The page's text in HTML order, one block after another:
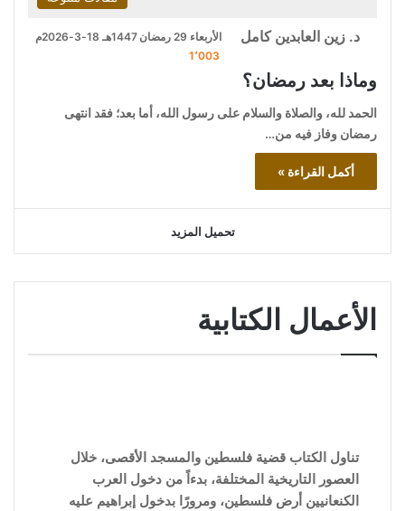
د. زين العابدين كامل
الأربعاء 29 رمضان 1447هـ 18-3-2026م
1٬003
وماذا بعد رمضان؟
الحمد لله، والصلاة والسلام على رسول الله، أما بعد؛ فقد انتهى
رمضان وفاز فيه من…
أكمل القراءة »
تحميل المزيد
الأعمال الكتابية
تناول الكتاب قضية فلسطين والمسجد الأقصى، خلال
العصور التاريخية المختلفة، بدءاً من دخول العرب
الكنعانيين أرض فلسطين، ومرورًا بدخول إبراهيم عليه